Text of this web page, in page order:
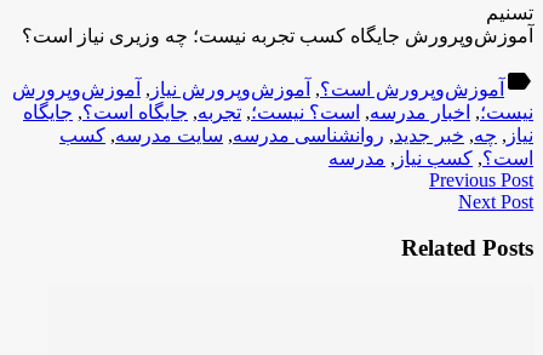
تسنیم
آموزش‌وپرورش جایگاه کسب تجربه نیست؛ چه وزیری نیاز است؟
label آموزش‌وپرورش است؟, آموزش‌وپرورش نیاز , آموزش‌وپرورش
نیست؛, اخبار مدرسه, است؟ نیست؛, تجربه, جایگاه است؟, جایگاه
نیاز , چه, خبر جدید, روانشناسی مدرسه, سایت مدرسه, کسب
است؟, کسب نیاز , مدرسه
Previous Post
Next Post
Related Posts